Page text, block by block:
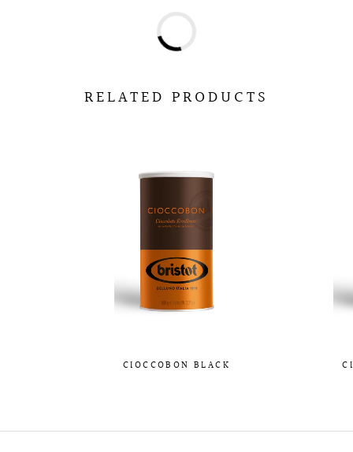
RELATED PRODUCTS
CIOCCOBON BLACK